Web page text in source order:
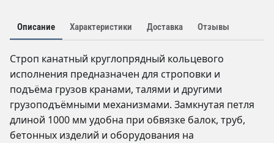
Описание Характеристики Доставка Отзывы
Строп канатный круглопрядный кольцевого
исполнения предназначен для строповки и
подъёма грузов кранами, талями и другими
грузоподъёмными механизмами. Замкнутая петля
длиной 1000 мм удобна при обвязке балок, труб,
бетонных изделий и оборудования на